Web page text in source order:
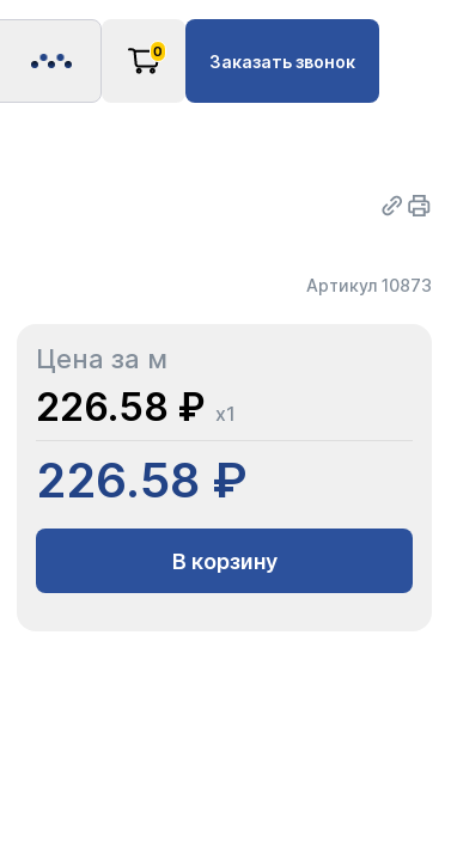
0 Заказать звонок
Артикул 10873
Цена за м
226.58 ₽ x1
226.58 ₽
В корзину